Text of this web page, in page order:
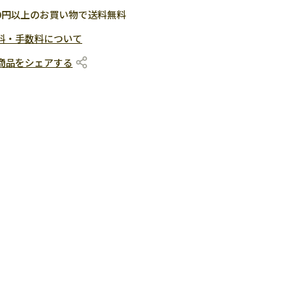
以上のお買い物で送料無料
・手数料について
品をシェアする